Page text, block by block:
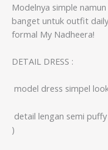
Modelnya simple
banget untuk outfit
formal My Nadheera!
DETAIL DRESS :
model dress simpel
detail lengan semi
)